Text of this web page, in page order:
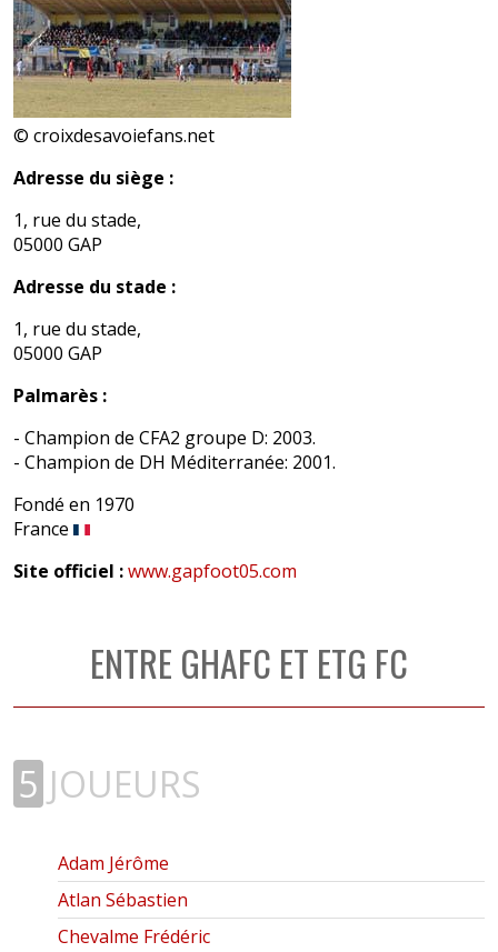
© croixdesavoiefans.net
Adresse du siège :
1, rue du stade,
05000 GAP
Adresse du stade :
1, rue du stade,
05000 GAP
Palmarès :
- Champion de CFA2 groupe D: 2003.
- Champion de DH Méditerranée: 2001.
Fondé en 1970
France
Site officiel :www.gapfoot05.com
ENTRE GHAFC ET ETG FC
5 JOUEURS
Adam Jérôme
Atlan Sébastien
Chevalme Frédéric